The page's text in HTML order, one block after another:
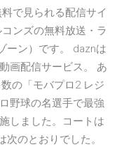
で見られる配信サイ
ンズの無料放送・ラ
ーン）です。 daznは
画配信サービス。 あ
の「モバプロ2 レジ
野球の名選手で最強
しました。コートは
のとおりでした。